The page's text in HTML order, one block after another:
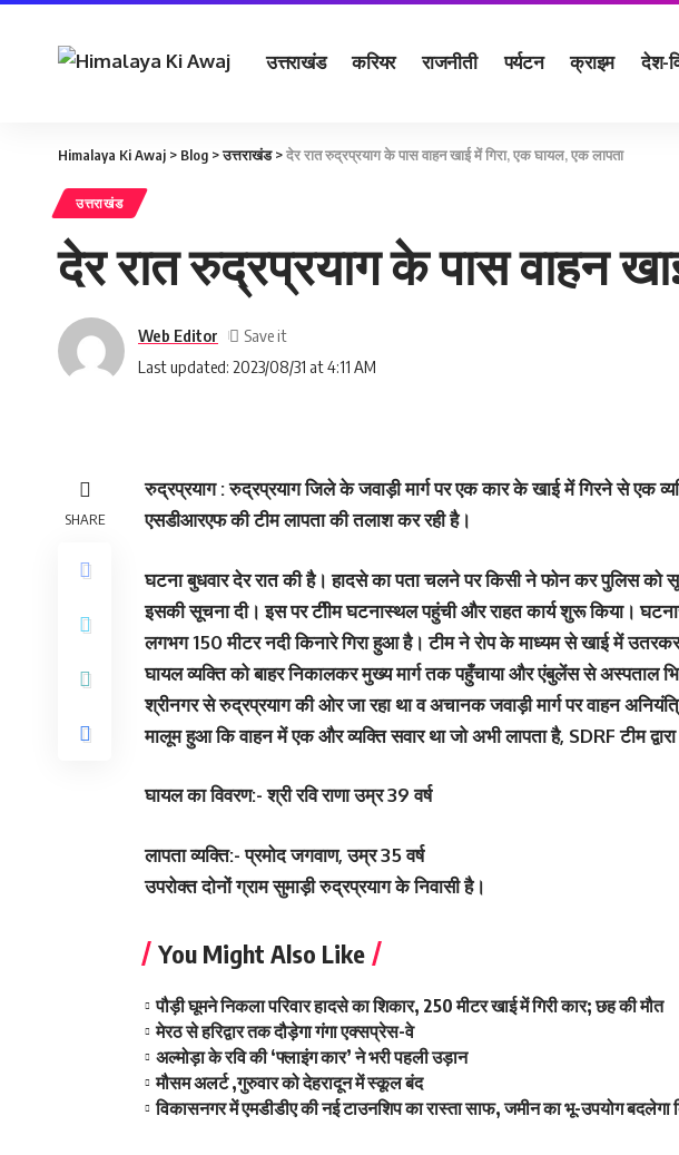
उत्तराखंड करियर राजनीती पर्यटन क्राइम देश-
Himalaya Ki Awaj > Blog >उत्तराखंड>देर रात रुद्रप्रयाग के पास वाहन खाई में गिरा, एक घायल, एक लापता
उत्तराखंड
देर रात रुद्रप्रयाग के पास वाहन
Last updated: 2023/08/31 at 4:11 AM
Web Editor
SHARE
रुद्रप्रयाग : रुद्रप्रयाग जिले के जवाड़ी मार्ग पर एक कार के खाई में गिरने से एक
एसडीआरएफ की टीम लापता की तलाश कर रही है।
घटना बुधवार देर रात की है। हादसे का पता चलने पर किसी ने फोन कर पुलिस
इसकी सूचना दी। इस पर टीीम घटनास्‍थल पहुंची और राहत कार्य शुरू किया।
लगभग 150 मीटर नदी किनारे गिरा हुआ है। टीम ने रोप के माध्यम से खाई में
घायल व्यक्ति को बाहर निकालकर मुख्य मार्ग तक पहुँचाया और एंबुलेंस से अस्पताल
श्रीनगर से रुद्रप्रयाग की ओर जा रहा था व अचानक जवाड़ी मार्ग पर वाहन
मालूम हुआ कि वाहन में एक और व्यक्ति सवार था जो अभी लापता है, SDRF टीम द्वारा
घायल का विवरण:- श्री रवि राणा उम्र 39 वर्ष
लापता व्यक्ति:- प्रमोद जगवाण, उम्र 35 वर्ष
उपरोक्त दोनों ग्राम सुमाड़ी रुद्रप्रयाग के निवासी है।
You Might Also Like
पौड़ी घूमने निकला परिवार हादसे का शिकार, 250 मीटर खाई में गिरी कार; छह की मौत
मेरठ से हरिद्वार तक दौड़ेगा गंगा एक्सप्रेस-वे
अल्मोड़ा के रवि की ‘फ्लाइंग कार’ ने भरी पहली उड़ान
मौसम अलर्ट ,गुरुवार को देहरादून में स्कूल बंद
विकासनगर में एमडीडीए की नई टाउनशिप का रास्ता साफ, जमीन का भू-उपयोग बदलेगा